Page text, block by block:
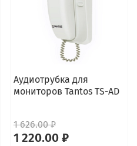
Аудиотрубка для
мониторов Tantos TS-AD
1 626.00 ₽
1 220.00 ₽